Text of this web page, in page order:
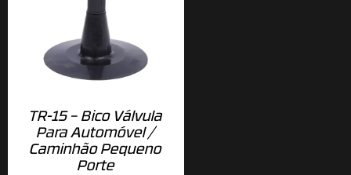
TR-15 – Bico Válvula
Para Automóvel /
Caminhão Pequeno
Porte